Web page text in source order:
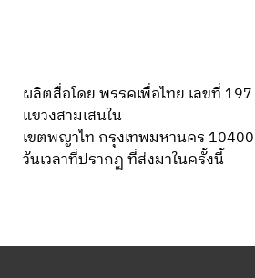
ผลิตสื่อโดย พรรคเพื่อไทย เลขที่
แขวงสามเสนใน
เขตพญาไท กรุงเทพมหานคร
วันเวลาที่ปรากฏ ที่ส่งมาในครั้งนี้